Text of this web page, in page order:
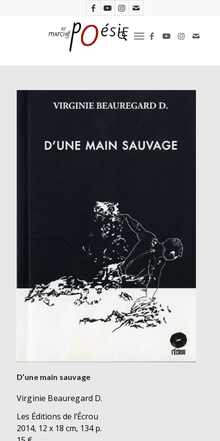
D’une main sauvage
Virginie Beauregard D.
Les Éditions de l’Écrou
2014, 12 x 18 cm, 134 p.